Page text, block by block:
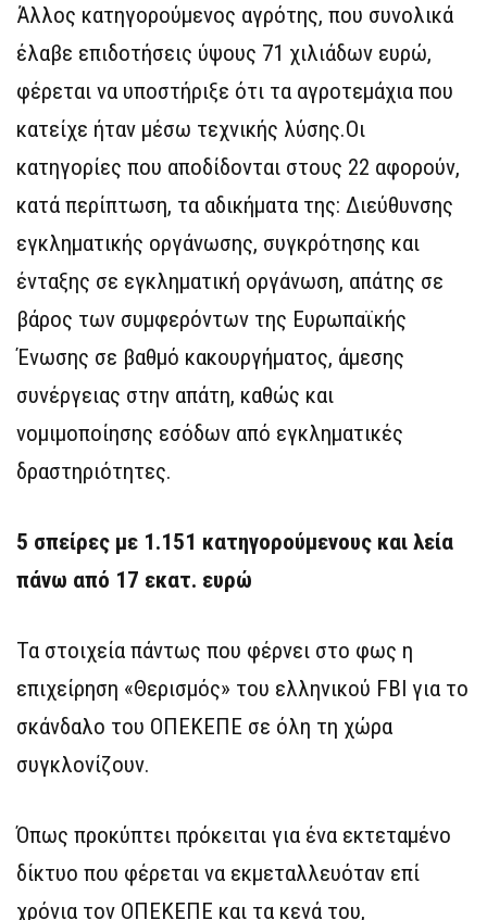
Άλλος κατηγορούμενος αγρότης, που συνολικά
έλαβε επιδοτήσεις ύψους 71 χιλιάδων ευρώ,
φέρεται να υποστήριξε ότι τα αγροτεμάχια που
κατείχε ήταν μέσω τεχνικής λύσης.Οι
κατηγορίες που αποδίδονται στους 22 αφορούν,
κατά περίπτωση, τα αδικήματα της: Διεύθυνσης
εγκληματικής οργάνωσης, συγκρότησης και
ένταξης σε εγκληματική οργάνωση, απάτης σε
βάρος των συμφερόντων της Ευρωπαϊκής
Ένωσης σε βαθμό κακουργήματος, άμεσης
συνέργειας στην απάτη, καθώς και
νομιμοποίησης εσόδων από εγκληματικές
δραστηριότητες.
5 σπείρες με 1.151 κατηγορούμενους και λεία
πάνω από 17 εκατ. ευρώ
Τα στοιχεία πάντως που φέρνει στο φως η
επιχείρηση «Θερισμός» του ελληνικού FBI για το
σκάνδαλο του ΟΠΕΚΕΠΕ σε όλη τη χώρα
συγκλονίζουν.
Όπως προκύπτει πρόκειται για ένα εκτεταμένο
δίκτυο που φέρεται να εκμεταλλευόταν επί
χρόνια τον ΟΠΕΚΕΠΕ και τα κενά του,